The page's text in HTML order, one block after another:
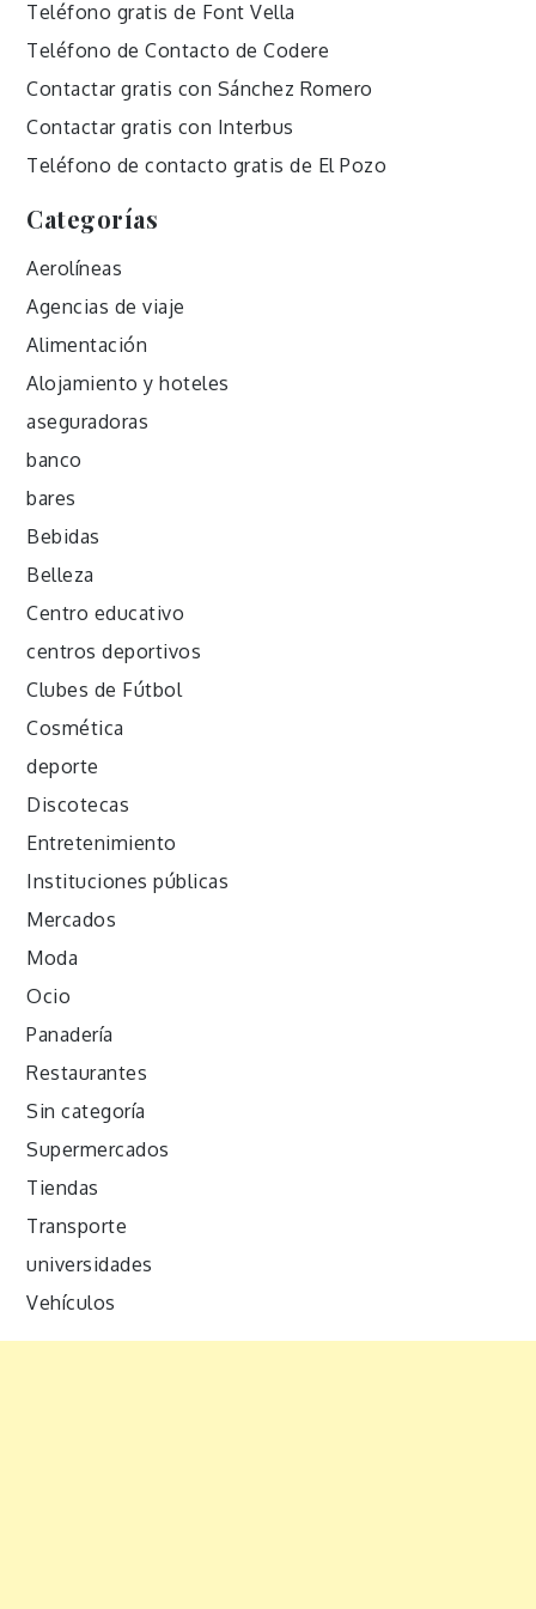
Teléfono gratis de Font Vella
Teléfono de Contacto de Codere
Contactar gratis con Sánchez Romero
Contactar gratis con Interbus
Teléfono de contacto gratis de El Pozo
Categorías
Aerolíneas
Agencias de viaje
Alimentación
Alojamiento y hoteles
aseguradoras
banco
bares
Bebidas
Belleza
Centro educativo
centros deportivos
Clubes de Fútbol
Cosmética
deporte
Discotecas
Entretenimiento
Instituciones públicas
Mercados
Moda
Ocio
Panadería
Restaurantes
Sin categoría
Supermercados
Tiendas
Transporte
universidades
Vehículos